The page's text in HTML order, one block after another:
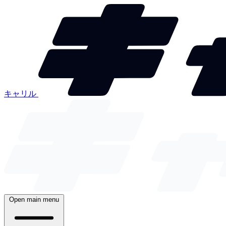
キャリル
Open main menu